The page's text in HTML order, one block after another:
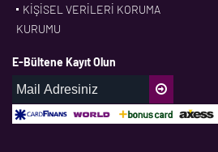
KİŞİSEL VERİLERİ KORUMA
KURUMU
E-Bültene Kayıt Olun